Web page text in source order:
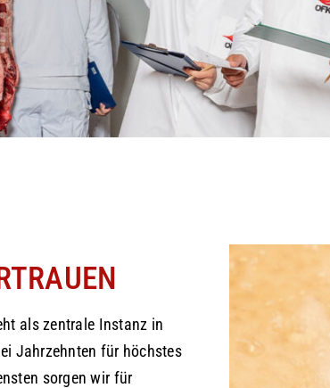
als zentrale Instanz in
Jahrzehnten für höchstes
sorgen wir für